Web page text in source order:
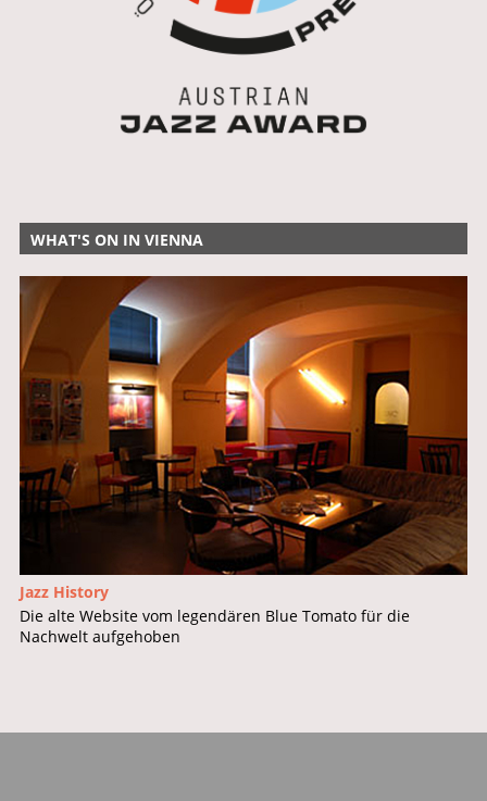
WHAT'S ON IN VIENNA
Jazz History
Die alte Website vom legendären Blue Tomato für die
Nachwelt aufgehoben